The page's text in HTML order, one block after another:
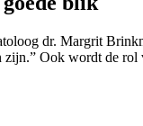
dr. Margrit
Ook wordt de